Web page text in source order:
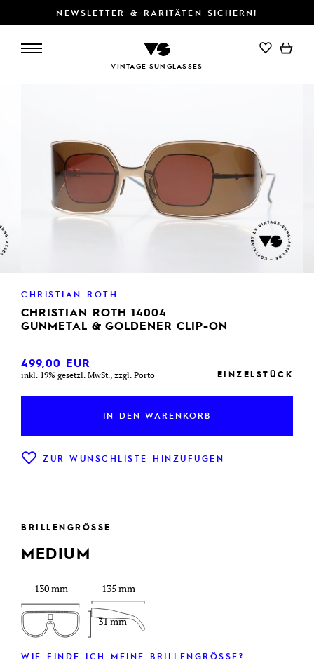
NEWSLETTER & RARITÄTEN SICHERN!
VINTAGE SUNGLASSES
IN DEN WARENKORB
CHRISTIAN ROTH
CHRISTIAN ROTH 14004
GUNMETAL & GOLDENER CLIP-ON
499,00 EUR
inkl. 19% gesetzl. MwSt., zzgl. Porto EINZELSTÜCK
IN DEN WARENKORB
ZUR WUNSCHLISTE HINZUFÜGEN
BRILLENGRÖSSE
MEDIUM
130 mm
31 mm
135 mm
WIE FINDE ICH MEINE BRILLENGRÖSSE?